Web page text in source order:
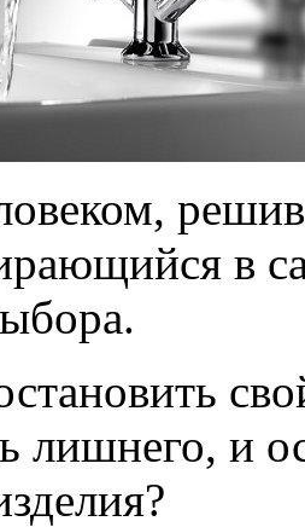
в
лишнего, и